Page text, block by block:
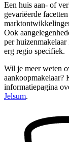
Een huis aan- of
gevariëerde
Ook
per
erg regio specifiek.
Wil je meer weten
aankoopmakelaar?
informatiepagina
Jelsum.